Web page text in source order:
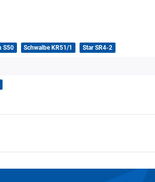
S50 Schwalbe KR51/1 Star SR4-2